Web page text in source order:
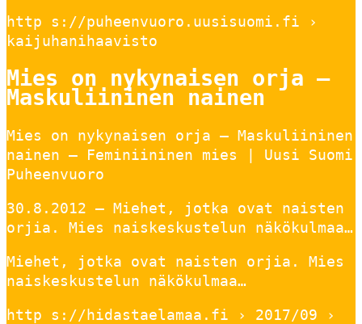
http s://puheenvuoro.uusisuomi.fi ›
kaijuhanihaavisto
Mies on nykynaisen orja –
Maskuliininen nainen
Mies on nykynaisen orja – Maskuliininen
nainen – Feminiininen mies | Uusi Suomi
Puheenvuoro
30.8.2012 — Miehet, jotka ovat naisten
orjia. Mies naiskeskustelun näkökulmaa…
Miehet, jotka ovat naisten orjia. Mies
naiskeskustelun näkökulmaa…
http s://hidastaelamaa.fi › 2017/09 ›